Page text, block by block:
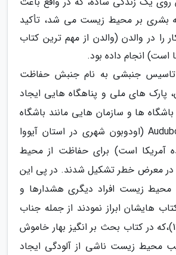
بشری بر محیط زیست می شد، تأکید
را در والدن (والدن از مهم ترین کتاب
است) انجام داده بود.
تاسیس جنبشی به نام جنبش حفاظت
پارک های ملی و پناهگاه هایی ایجاد
ها و سازمان هایی مانند باشگاه
سیرا و سازمان Audubon (اودوبون شهری در استان آیووا
آمریکا است) برای حفاظت از محیط
معرض خطر تشکیل شدند. در پی این
زیست افراد دیگری هشدارها و
هایشان ابراز نمودند از جمله جناب
راشل کارسون (1962)،که در کتاب بحث بر انگیز بهار خاموش
محیط زیست ناشی از آلودگی ایجاد